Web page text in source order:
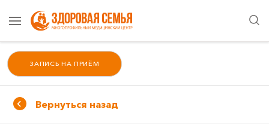
ЗАПИСЬ НА ПРИЁМ
Вернуться назад